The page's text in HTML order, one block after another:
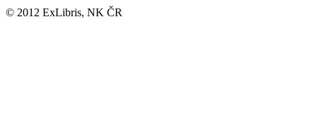
© 2012 ExLibris, NK ČR